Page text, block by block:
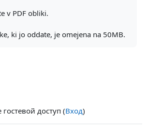
v PDF obliki.
ki jo oddate, je omejena na 50MB.
доступ (Вход)